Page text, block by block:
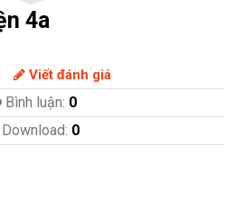
4a
Viết đánh giá
Bình luận: 0
0